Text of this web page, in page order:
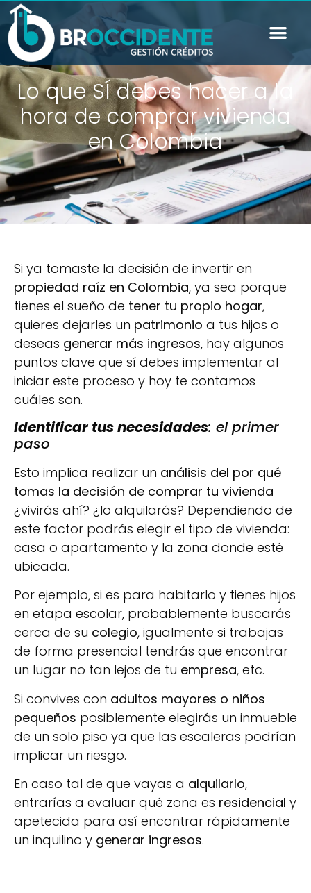
Lo que SÍ debes hacer a la
hora de comprar vivienda
en Colombia
Si ya tomaste la decisión de invertir en
propiedad raíz en Colombia, ya sea porque
tienes el sueño de tener tu propio hogar,
quieres dejarles un patrimonio a tus hijos o
deseas generar más ingresos, hay algunos
puntos clave que sí debes implementar al
iniciar este proceso y hoy te contamos
cuáles son.
Identificar tus necesidades: el primer
paso
Esto implica realizar un análisis del por qué
tomas la decisión de comprar tu vivienda
¿vivirás ahí? ¿lo alquilarás? Dependiendo de
este factor podrás elegir el tipo de vivienda:
casa o apartamento y la zona donde esté
ubicada.
Por ejemplo, si es para habitarlo y tienes hijos
en etapa escolar, probablemente buscarás
cerca de su colegio, igualmente si trabajas
de forma presencial tendrás que encontrar
un lugar no tan lejos de tu empresa, etc.
Si convives con adultos mayores o niños
pequeños posiblemente elegirás un inmueble
de un solo piso ya que las escaleras podrían
implicar un riesgo.
En caso tal de que vayas a alquilarlo,
entrarías a evaluar qué zona es residencial y
apetecida para así encontrar rápidamente
un inquilino y generar ingresos.